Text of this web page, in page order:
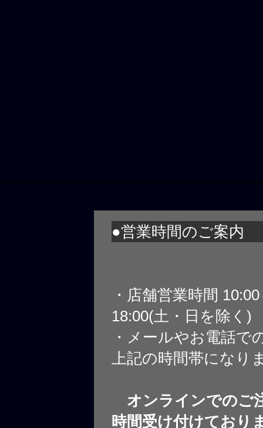
●営業時間のご案内
・店舗営業時間
18:00(土・日を除く)
・メールやお電話で
上記の時間帯になり
オンラインでのご
時間受け付けており